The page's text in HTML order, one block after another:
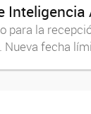
para la
Nueva fecha